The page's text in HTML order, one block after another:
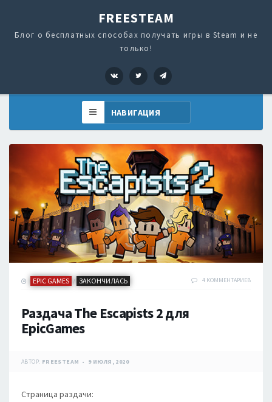
FREESTEAM
Блог о бесплатных способах получать игры в Steam и не
только!
VK Twitter
EPIC GAMES / ЗАКОНЧИЛАСЬ 4 КОММЕНТАРИЕВ
Раздача The Escapists 2 для
EpicGames
АВТОР: FREESTEAM 9 ИЮЛЯ, 2020
Страница раздачи: